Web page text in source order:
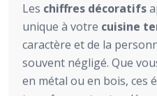
Les chiffres décoratifs
unique à votre cuisine
caractère et de la
souvent négligé. Que
en métal ou en bois, ces